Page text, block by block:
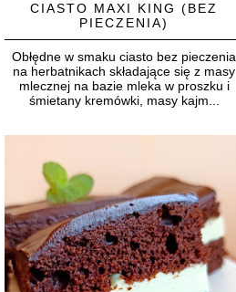
CIASTO MAXI KING (BEZ
PIECZENIA)
Obłędne w smaku ciasto bez pieczenia
na herbatnikach składające się z masy
mlecznej na bazie mleka w proszku i
śmietany kremówki, masy kajm...